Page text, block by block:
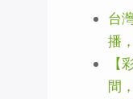
台
播
【
間